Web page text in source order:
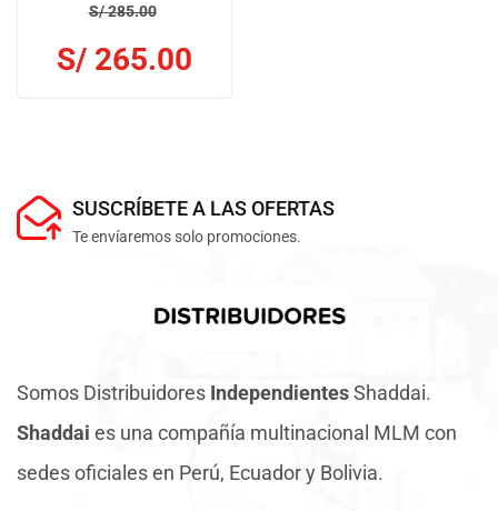
S/285.00
S/ 265.00
SUSCRÍBETE A LAS OFERTAS
Te envíaremos solo promociones.
Somos Distribuidores IndependientesShaddai.
Shaddai es una compañía multinacional MLM con
sedes oficiales en Perú, Ecuador y Bolivia.